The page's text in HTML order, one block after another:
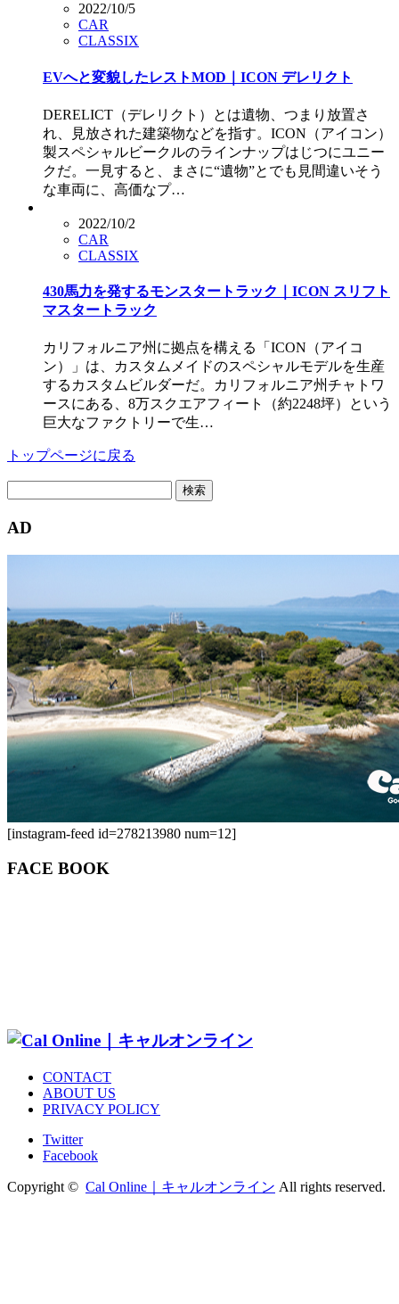
2022/10/5
CAR
CLASSIX
EVへと変貌したレストMOD｜ICON デレリクト
DERELICT（デレリクト）とは遺物、つまり放置さ
れ、見放された建築物などを指す。ICON（アイコン）
製スペシャルビークルのラインナップはじつにユニー
クだ。一見すると、まさに“遺物”とでも見間違いそう
な車両に、高価なプ…
2022/10/2
CAR
CLASSIX
430馬力を発するモンスタートラック｜ICON スリフト
マスタートラック
カリフォルニア州に拠点を構える「ICON（アイコ
ン）」は、カスタムメイドのスペシャルモデルを生産
するカスタムビルダーだ。カリフォルニア州チャトワ
ースにある、8万スクエアフィート（約2248坪）という
巨大なファクトリーで生…
トップページに戻る
AD
[instagram-feed id=278213980 num=12]
FACE BOOK
CONTACT
ABOUT US
PRIVACY POLICY
Twitter
Facebook
Copyright © Cal Online｜キャルオンライン All rights reserved.